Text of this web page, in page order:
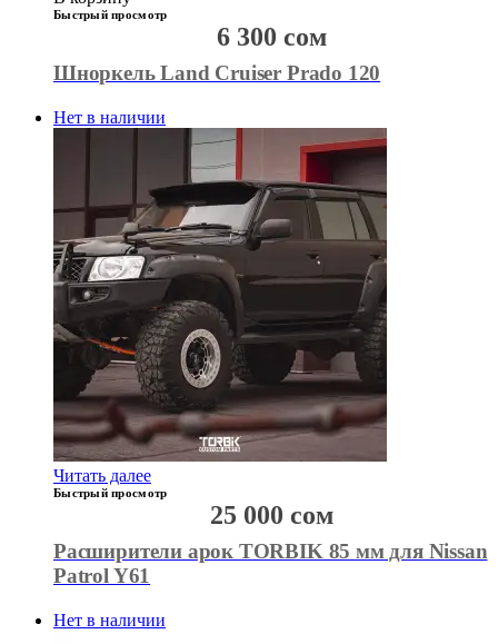
Быстрый просмотр
Шноркель Land Cruiser Prado 120
6 300 сом
Нет в наличии
Читать далее
Быстрый просмотр
Расширители арок TORBIK 85 мм для Nissan
Patrol Y61
25 000 сом
Нет в наличии